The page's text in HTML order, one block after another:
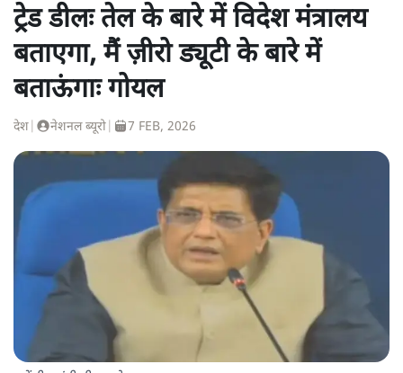
ट्रेड डीलः तेल के बारे में विदेश मंत्रालय
बताएगा, मैं ज़ीरो ड्यूटी के बारे में
बताऊंगाः गोयल
देश नेशनल ब्यूरो 7 FEB, 2026